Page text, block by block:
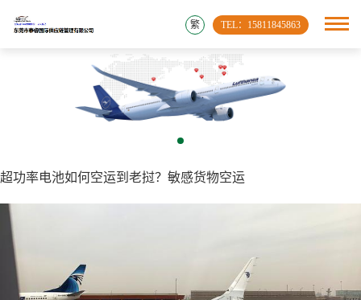
TEL：15811845863
繁
超功率电池如何空运到老挝？敏感货物空运